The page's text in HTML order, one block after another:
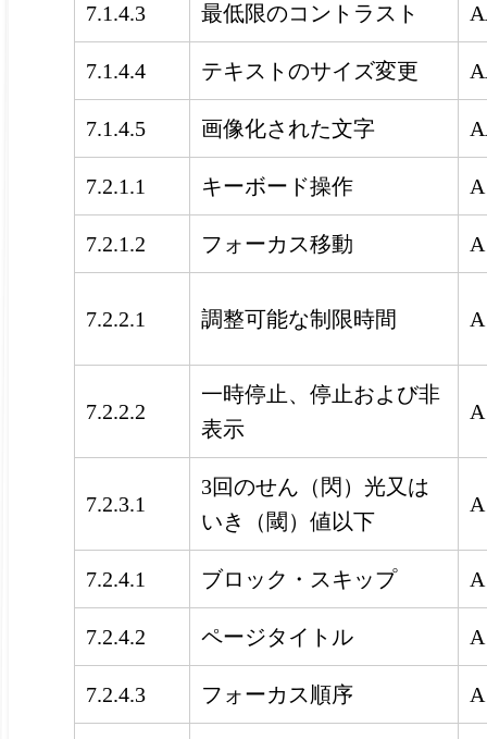
7.1.4.3 最低限のコントラスト
7.1.4.4 テキストのサイズ変更
7.1.4.5 画像化された文字
7.2.1.1 キーボード操作 A
7.2.1.2 フォーカス移動 A
7.2.2.1 調整可能な制限時間 A
7.2.2.2
一時停止、停止および非
表示
A
7.2.3.1
3回のせん（閃）光又は
いき（閾）値以下
A
7.2.4.1 ブロック・スキップ A
7.2.4.2 ページタイトル A
7.2.4.3 フォーカス順序 A